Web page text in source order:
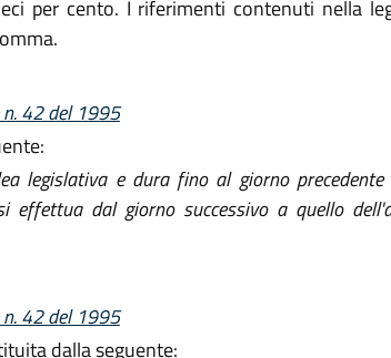
per cento. I riferimenti contenuti nella
42 del 1995
legislativa e dura fino al giorno
effettua dal giorno successivo a quello
42 del 1995
dalla seguente: